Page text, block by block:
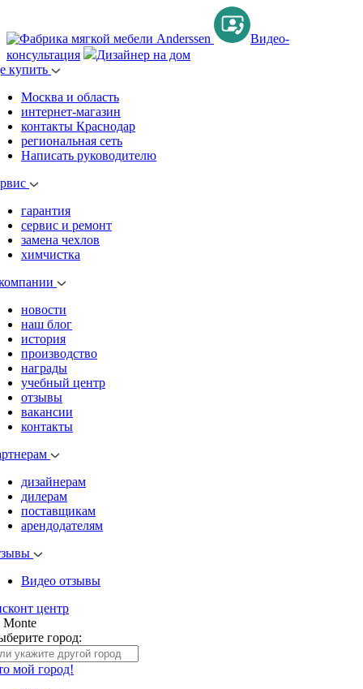
Видео-
консультация
Дизайнер на дом
купить
Москва и область
интернет-магазин
контакты Краснодар
региональная сеть
Написать руководителю
гарантия
сервис и ремонт
замена чехлов
химчистка
новости
наш блог
история
производство
награды
учебный центр
отзывы
вакансии
контакты
дизайнерам
дилерам
поставщикам
арендодателям
Видео отзывы
центр
Monte
город:
мой город!